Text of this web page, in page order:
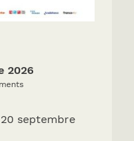
2026
septembre